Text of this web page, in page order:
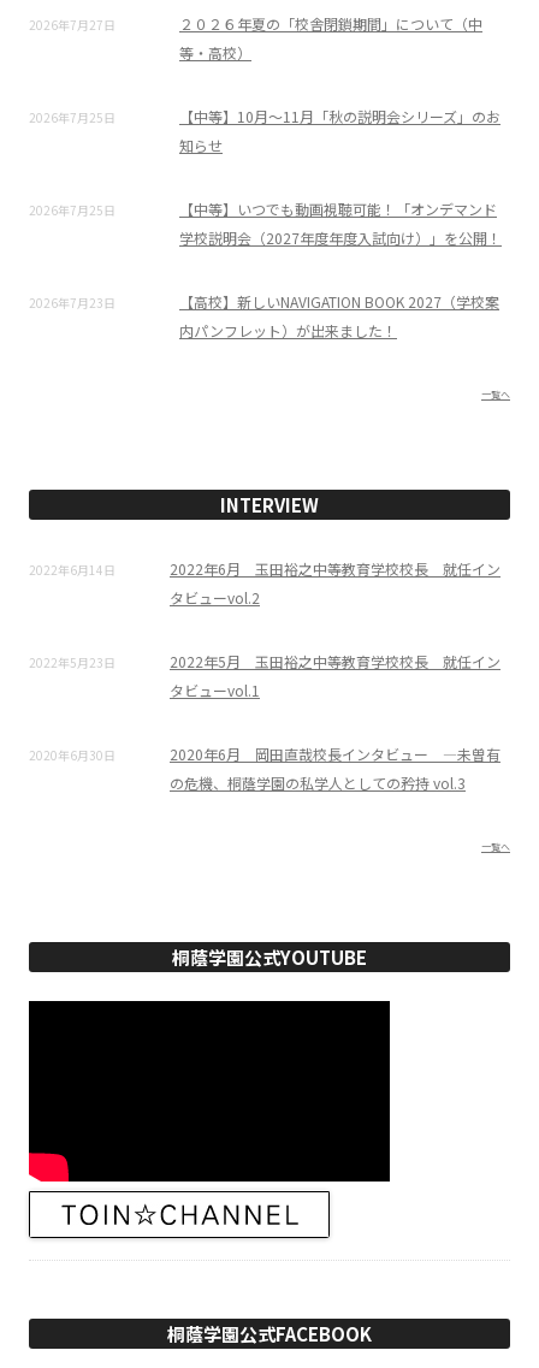
2026年7月27日
２０２６年夏の「校舎閉鎖期間」について（中
等・高校）
2026年7月25日
【中等】10月～11月「秋の説明会シリーズ」のお
知らせ
2026年7月25日
【中等】いつでも動画視聴可能！「オンデマンド
学校説明会（2027年度年度入試向け）」を公開！
2026年7月23日
【高校】新しいNAVIGATION BOOK 2027（学校案
内パンフレット）が出来ました！
一覧へ
INTERVIEW
2022年6月14日
2022年6月 玉田裕之中等教育学校校長 就任イン
タビューvol.2
2022年5月23日
2022年5月 玉田裕之中等教育学校校長 就任イン
タビューvol.1
2020年6月30日
2020年6月 岡田直哉校長インタビュー ―未曽有
の危機、桐蔭学園の私学人としての矜持 vol.3
一覧へ
桐蔭学園公式YOUTUBE
桐蔭学園公式FACEBOOK